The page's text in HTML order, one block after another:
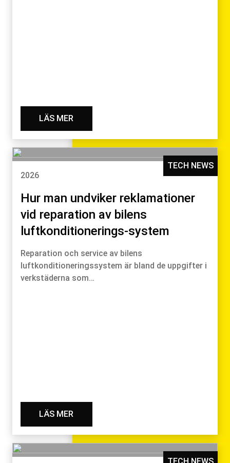
LÄS MER
TECH NEWS
2026
Hur man undviker reklamationer
vid reparation av bilens
luftkonditionerings-system
Reparation och service av bilens
luftkonditioneringssystem är bland de uppgifter i
verkstäderna som…
LÄS MER